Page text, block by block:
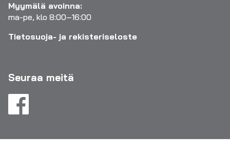
Myymälä avoinna:
ma-pe, klo 8:00–16:00
Tietosuoja- ja rekisteriseloste
Seuraa meitä